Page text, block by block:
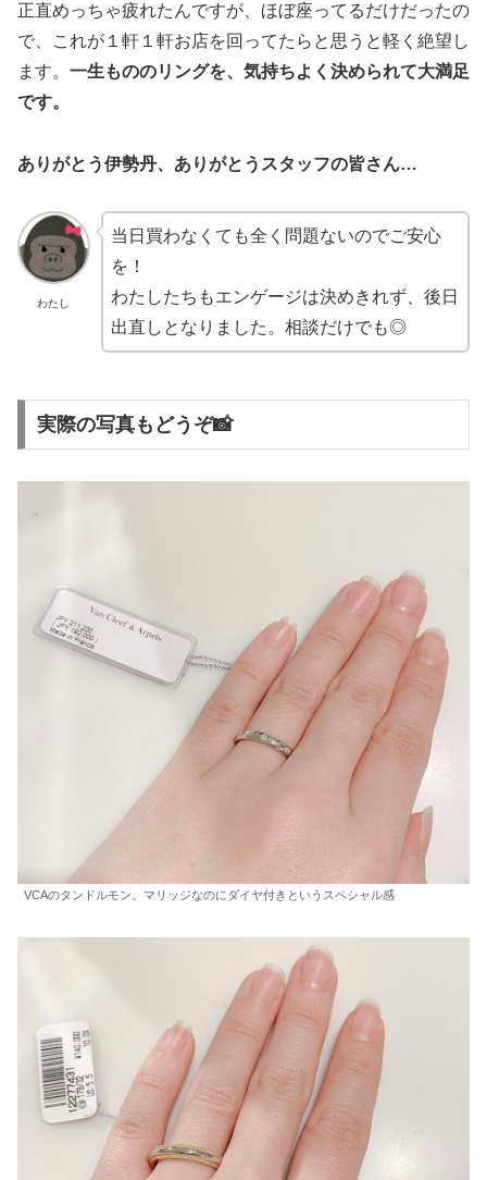
正直めっちゃ疲れたんですが、ほぼ座ってるだけだったの
で、これが１軒１軒お店を回ってたらと思うと軽く絶望し
ます。 一生もののリングを、気持ちよく決められて大満足
です。
ありがとう伊勢丹、ありがとうスタッフの皆さん…
わたし
当日買わなくても全く問題ないのでご安心
を！
わたしたちもエンゲージは決めきれず、後日
出直しとなりました。相談だけでも◎
実際の写真もどうぞ📸
VCAのタンドルモン。マリッジなのにダイヤ付きというスペシャル感